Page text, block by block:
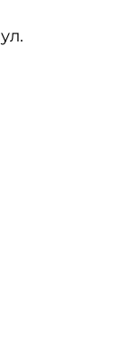
ул.